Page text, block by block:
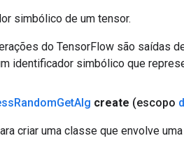
simbólico de um tensor.
do TensorFlow são saídas
identificador simbólico que
RandomGetAlg create (escopo
criar uma classe que envolve